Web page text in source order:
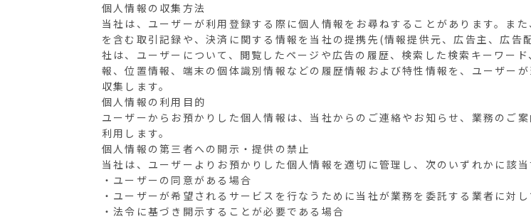
個人情報の収集方法
当社は、ユーザーが利用登録する際に個人情報をお尋ねすることがあります。ま
を含む取引記録や、決済に関する情報を当社の提携先(情報提供元、広告主、広
社は、ユーザーについて、閲覧したページや広告の履歴、検索した検索キーワー
報、位置情報、端末の個体識別情報などの履歴情報および特性情報を、ユーザー
収集します。
個人情報の利用目的
ユーザーからお預かりした個人情報は、当社からのご連絡やお知らせ、業務のご
利用します。
個人情報の第三者への開示・提供の禁止
当社は、ユーザーよりお預かりした個人情報を適切に管理し、次のいずれかに該
・ユーザーの同意がある場合
・ユーザーが希望されるサービスを行なうために当社が業務を委託する業者に対
・法令に基づき開示することが必要である場合